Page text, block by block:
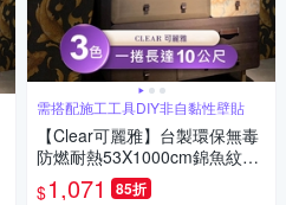
需搭配施工工具DIY非自黏性壁貼
【Clear可麗雅】台製環保無毒
防燃耐熱53X1000cm錦魚紋理
壁紙/壁貼1捲
$1,071 85折